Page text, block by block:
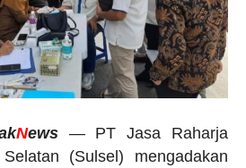
News— PT Jasa Raharja
(Sulsel) mengadakan